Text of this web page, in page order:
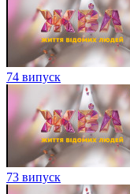
74 випуск
73 випуск